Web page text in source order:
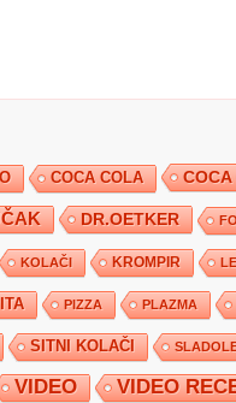
COCA COLA
DR.OETKER
KOLAČI KROMPIR
PIZZA PLAZMA
SITNI KOLAČI
VIDEO VIDEO